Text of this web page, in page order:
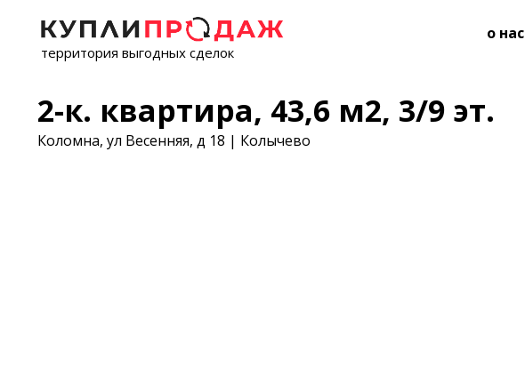
территория выгодных сделок
о нас
2-к. квартира, 43,6 м2, 3/9 эт.
Коломна, ул Весенняя, д 18 | Колычево